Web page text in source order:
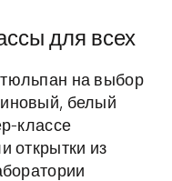
для всех
на выбор
белый
классе
открытки из